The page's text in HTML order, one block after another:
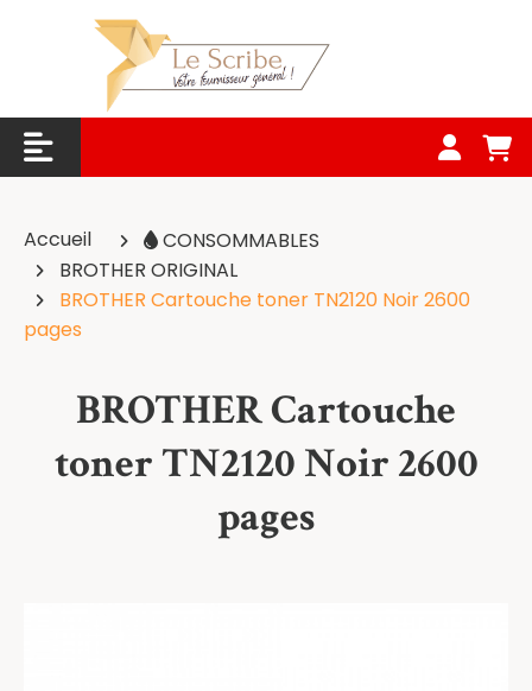
Accueil
CONSOMMABLES
BROTHER ORIGINAL
BROTHER Cartouche toner TN2120 Noir 2600
pages
BROTHER Cartouche
toner TN2120 Noir 2600
pages